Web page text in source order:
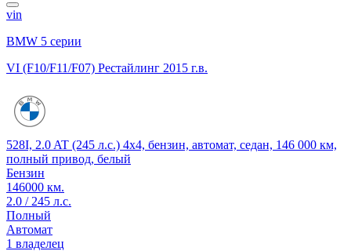
vin
BMW 5 серии
VI (F10/F11/F07) Рестайлинг 2015 г.в.
528I, 2.0 AT (245 л.с.) 4x4, бензин, автомат, седан, 146 000 км,
полный привод, белый
Бензин
146000 км.
2.0 / 245 л.с.
Полный
Автомат
1 владелец